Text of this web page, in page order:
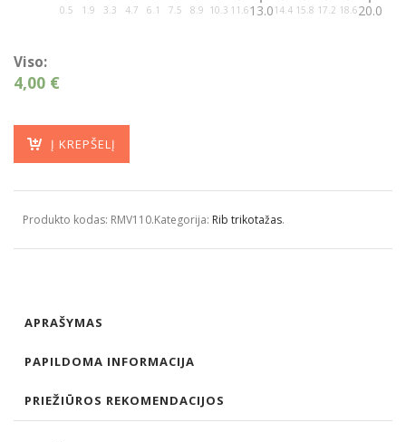
0.5 1.9 3.3 4.7 6.1 7.5 8.9 10.3 11.613.0 14.4 15.8 17.2 18.620.0
Viso:
4,00 €
Į KREPŠELĮ
Produkto kodas: RMV110.Kategorija: Rib trikotažas.
APRAŠYMAS
PAPILDOMA INFORMACIJA
PRIEŽIŪROS REKOMENDACIJOS